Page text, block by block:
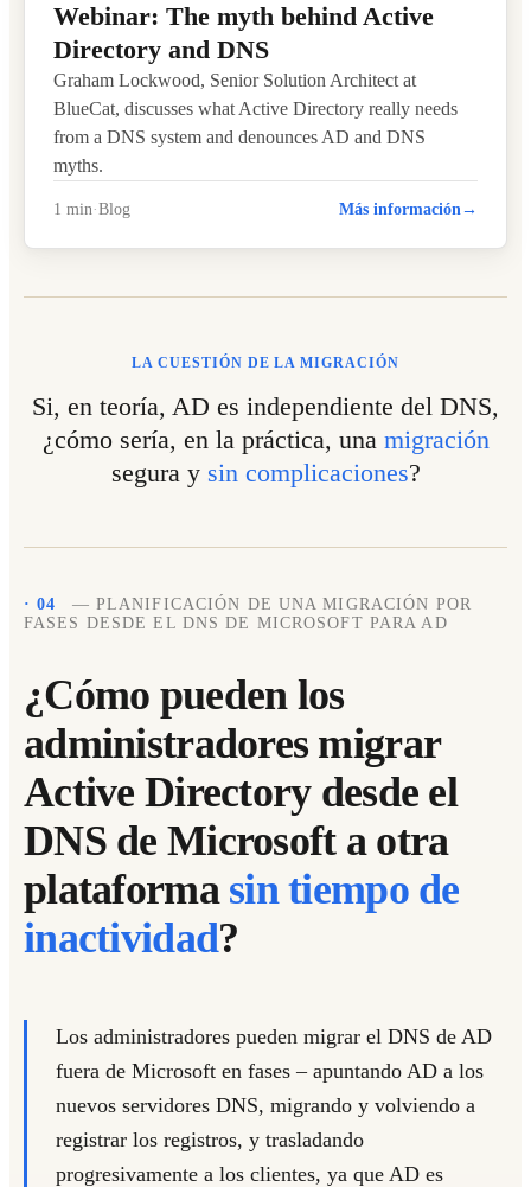
Webinar: The myth behind Active
Directory and DNS
Graham Lockwood, Senior Solution Architect at
BlueCat, discusses what Active Directory really needs
from a DNS system and denounces AD and DNS
myths.
1 min·Blog Más información→
LA CUESTIÓN DE LA MIGRACIÓN
Si, en teoría, AD es independiente del DNS,
¿cómo sería, en la práctica, una migración
segura y sin complicaciones?
· 04
— PLANIFICACIÓN DE UNA MIGRACIÓN POR
FASES DESDE EL DNS DE MICROSOFT PARA AD
¿Cómo pueden los
administradores migrar
Active Directory desde el
DNS de Microsoft a otra
plataforma sin tiempo de
inactividad?
Los administradores pueden migrar el DNS de AD
fuera de Microsoft en fases – apuntando AD a los
nuevos servidores DNS, migrando y volviendo a
registrar los registros, y trasladando
progresivamente a los clientes, ya que AD es